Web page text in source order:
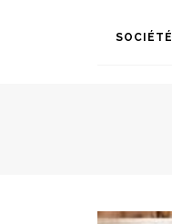
SOCIÉTÉ